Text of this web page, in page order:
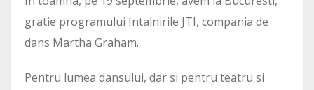
gratie programului Intalnirile JTI, compania de
dans Martha Graham.
Pentru lumea dansului, dar si pentru teatru si